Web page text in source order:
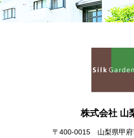
株式会社 山
〒400-0015 山梨県甲府